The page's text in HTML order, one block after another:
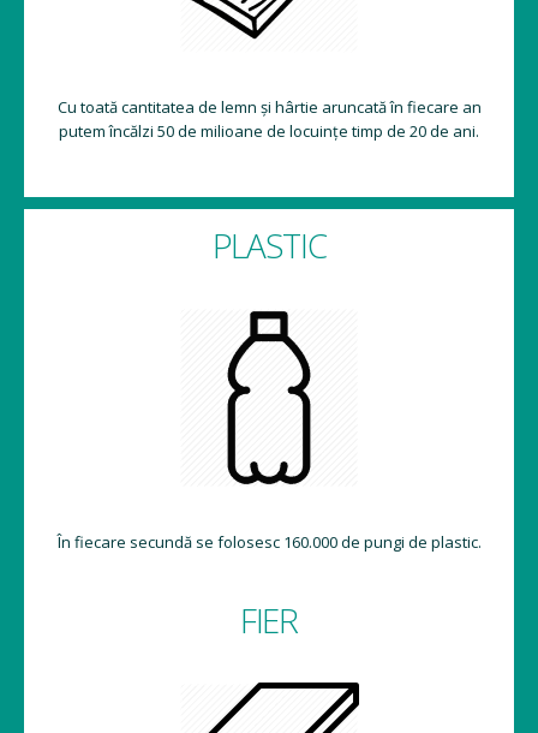
Cu toată cantitatea de lemn și hârtie aruncată în fiecare an
putem încălzi 50 de milioane de locuințe timp de 20 de ani.
PLASTIC
În fiecare secundă se folosesc 160.000 de pungi de plastic.
FIER